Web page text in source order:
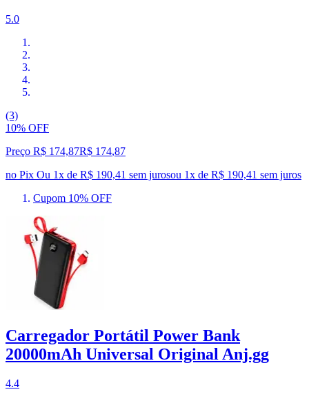
5.0
(3)
10% OFF
Preço R$ 174,87R$ 174,87
no Pix Ou 1x de R$ 190,41 sem jurosou 1x de R$ 190,41 sem juros
Cupom 10% OFF
Carregador Portátil Power Bank
20000mAh Universal Original Anj.gg
4.4